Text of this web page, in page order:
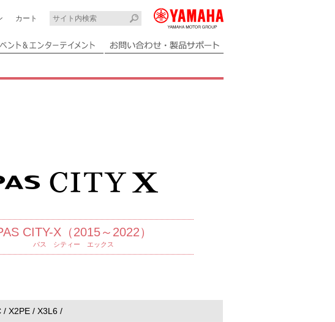
カート
CITY-X（2015～2022）
パス シティー エックス
X2PE X3L6